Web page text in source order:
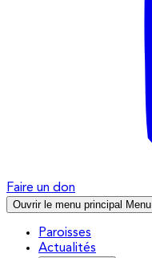
Faire un don
Ouvrir le menu principal Menu
Paroisses
Actualités